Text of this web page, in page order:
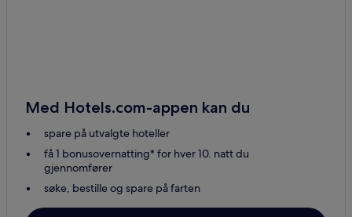
Med Hotels.com-appen kan du
spare på utvalgte hoteller
få 1 bonusovernatting* for hver 10. natt du
gjennomfører
søke, bestille og spare på farten